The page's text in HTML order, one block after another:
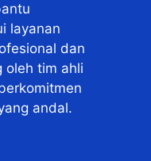
layanan
dan
oleh tim ahli
andal.